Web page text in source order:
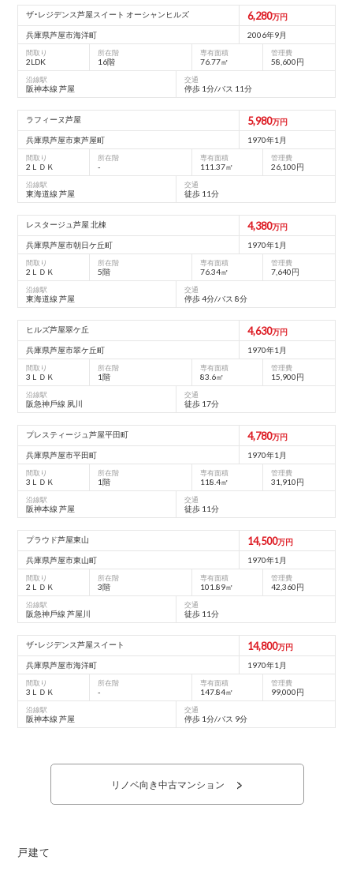
ザ・レジデンス芦屋スイート オーシャンヒルズ 6,280万円
兵庫県芦屋市海洋町
2006年9月
間取り
2LDK
所在階
16階
専有面積
76.77㎡
管理費
58,600円
沿線駅
阪神本線 芦屋
交通
停歩 1分/バス 11分
ラフィーヌ芦屋 5,980万円
兵庫県芦屋市東芦屋町
1970年1月
間取り
2ＬＤＫ
所在階
-
専有面積
111.37㎡
管理費
26,100円
沿線駅
東海道線 芦屋
交通
徒歩 11分
レスタージュ芦屋 北棟 4,380万円
兵庫県芦屋市朝⽇ケ丘町
1970年1月
間取り
2ＬＤＫ
所在階
5階
専有面積
76.34㎡
管理費
7,640円
沿線駅
東海道線 芦屋
交通
停歩 4分/バス 8分
ヒルズ芦屋翠ケ丘 4,630万円
兵庫県芦屋市翠ケ丘町
1970年1月
間取り
3ＬＤＫ
所在階
1階
専有面積
83.6㎡
管理費
15,900円
沿線駅
阪急神⼾線 夙川
交通
徒歩 17分
プレスティージュ芦屋平⽥町 4,780万円
兵庫県芦屋市平⽥町
1970年1月
間取り
3ＬＤＫ
所在階
1階
専有面積
118.4㎡
管理費
31,910円
沿線駅
阪神本線 芦屋
交通
徒歩 11分
プラウド芦屋東⼭ 14,500万円
兵庫県芦屋市東⼭町
1970年1月
間取り
2ＬＤＫ
所在階
3階
専有面積
101.89㎡
管理費
42,360円
沿線駅
阪急神⼾線 芦屋川
交通
徒歩 11分
ザ・レジデンス芦屋スイート 14,800万円
兵庫県芦屋市海洋町
1970年1月
間取り
3ＬＤＫ
所在階
-
専有面積
147.84㎡
管理費
99,000円
沿線駅
阪神本線 芦屋
交通
停歩 1分/バス 9分
リノベ向き中古マンション
戸建て